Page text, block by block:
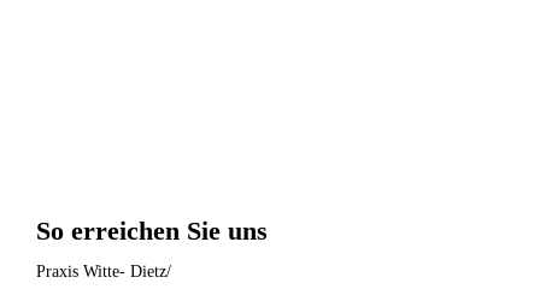
So erreichen Sie uns
Praxis Witte- Dietz/